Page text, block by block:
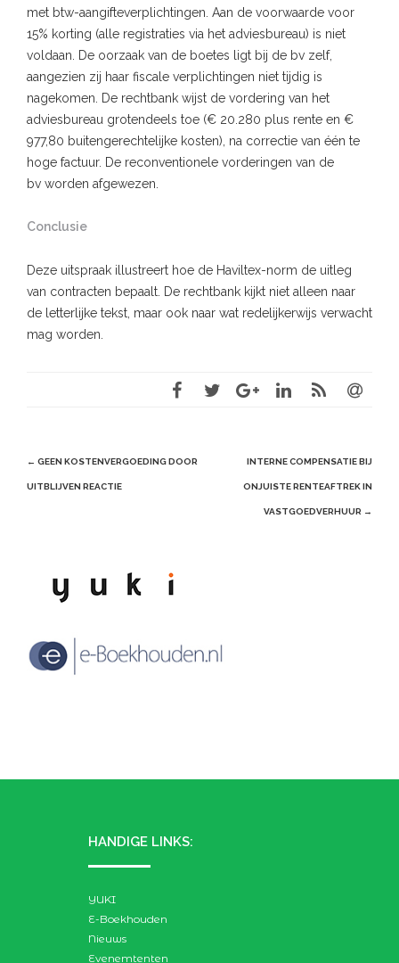
met btw-aangifteverplichtingen. Aan de voorwaarde voor
15% korting (alle registraties via het adviesbureau) is niet
voldaan. De oorzaak van de boetes ligt bij de bv zelf,
aangezien zij haar fiscale verplichtingen niet tijdig is
nagekomen. De rechtbank wijst de vordering van het
adviesbureau grotendeels toe (€ 20.280 plus rente en €
977,80 buitengerechtelijke kosten), na correctie van één te
hoge factuur. De reconventionele vorderingen van de
bv worden afgewezen.
Conclusie
Deze uitspraak illustreert hoe de Haviltex-norm de uitleg
van contracten bepaalt. De rechtbank kijkt niet alleen naar
de letterlijke tekst, maar ook naar wat redelijkerwijs verwacht
mag worden.
Post
navigation
← GEEN KOSTENVERGOEDING DOOR
UITBLIJVEN REACTIE
INTERNE COMPENSATIE BIJ
ONJUISTE RENTEAFTREK IN
VASTGOEDVERHUUR →
HANDIGE LINKS:
YUKI
E-Boekhouden
Nieuws
Evenemtenten